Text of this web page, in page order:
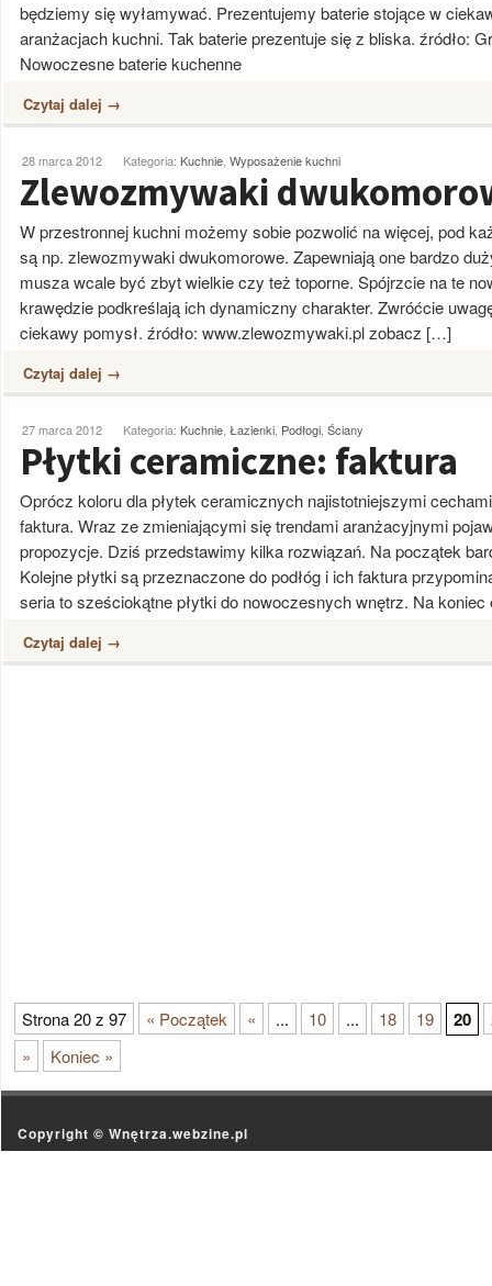
będziemy się wyłamywać. Prezentujemy baterie stojące w
aranżacjach kuchni. Tak baterie prezentuje się z bliska. źródło:
Nowoczesne baterie kuchenne
Czytaj dalej →
28 marca 2012 Kategoria: Kuchnie Wyposażenie kuchni
Zlewozmywaki
W przestronnej kuchni możemy sobie pozwolić na więcej, pod
są np. zlewozmywaki dwukomorowe. Zapewniają one bardzo
musza wcale być zbyt wielkie czy też toporne. Spójrzcie na te
krawędzie podkreślają ich dynamiczny charakter. Zwróćcie
ciekawy pomysł. źródło: www.zlewozmywaki.pl zobacz […]
Czytaj dalej →
27 marca 2012 Kategoria: Kuchnie Łazienki Podłogi Ściany
Płytki ceramiczne: faktura
Oprócz koloru dla płytek ceramicznych najistotniejszymi
faktura. Wraz ze zmieniającymi się trendami aranżacyjnymi
propozycje. Dziś przedstawimy kilka rozwiązań. Na początek
Kolejne płytki są przeznaczone do podłóg i ich faktura
seria to sześciokątne płytki do nowoczesnych wnętrz. Na
Czytaj dalej →
Strona 20 z 97 « Początek « ... 10 ... 18 19 20
»
Koniec »
Copyright © Wnętrza.webzine.pl